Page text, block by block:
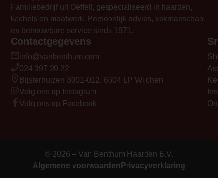
Familiebedrijf uit Oeffelt, gespecialiseerd in haarden,
kachels en maatwerk. Persoonlijk advies, vakmanschap
en betrouwbare service sinds 1971.
Contactgegevens
info@vanbenthum.com
024 397 20 22
Bijsterhuizen 3001-012, 6604 LP Wijchen
Volg ons op Instagram
Volg ons op Facebook
© 2026 – Van Benthum Haarden B.V.
Algemene voorwaarden Privacyverklaring